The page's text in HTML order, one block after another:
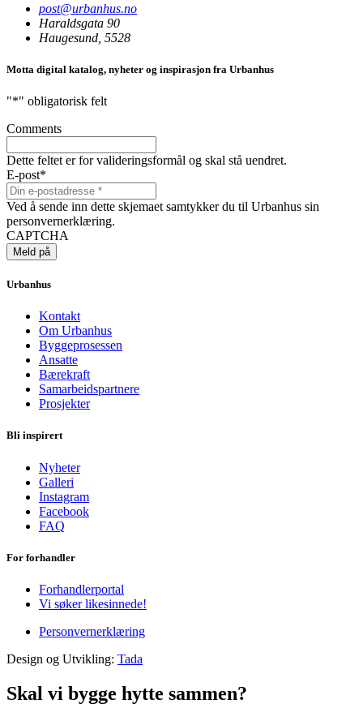
post@urbanhus.no
Haraldsgata 90
Haugesund, 5528
Motta digital katalog, nyheter og inspirasjon fra Urbanhus
"*" obligatorisk felt
Comments
Dette feltet er for valideringsformål og skal stå uendret.
E-post*
Ved å sende inn dette skjemaet samtykker du til Urbanhus sin
personvernerklæring.
CAPTCHA
Urbanhus
Kontakt
Om Urbanhus
Byggeprosessen
Ansatte
Bærekraft
Samarbeidspartnere
Prosjekter
Bli inspirert
Nyheter
Galleri
Instagram
Facebook
FAQ
For forhandler
Forhandlerportal
Vi søker likesinnede!
Personvernerklæring
Design og Utvikling: Tada
Skal vi bygge hytte sammen?